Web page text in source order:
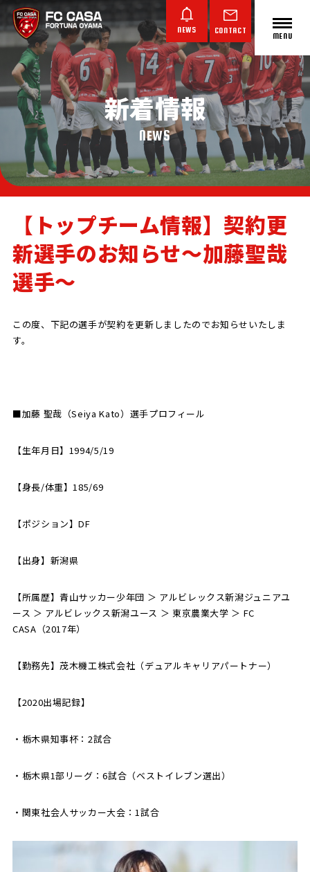
NEWS CONTACT
ABOUT FC CASA
クラブ概要
TOP TEAM
トップチーム
JUNIOR YOUTH
ジュニアユース
JUNIOR
ジュニア
SCHOOL
パートナー
NEWS CONTACT
MENU
新着情報
NEWS
【トップチーム情報】契約更
新選手のお知らせ～加藤聖哉
選手～
この度、下記の選手が契約を更新しましたのでお知らせいたしま
す。
■加藤 聖哉（Seiya Kato）選手プロフィール
【生年月日】1994/5/19
【身長/体重】185/69
【ポジション】DF
【出身】新潟県
【所属歴】青山サッカー少年団 ＞ アルビレックス新潟ジュニアユ
ース ＞ アルビレックス新潟ユース ＞ 東京農業大学 ＞ FC
CASA（2017年）
【勤務先】茂木機工株式会社（デュアルキャリアパートナー）
【2020出場記録】
・栃木県知事杯：2試合
・栃木県1部リーグ：6試合（ベストイレブン選出）
・関東社会人サッカー大会：1試合